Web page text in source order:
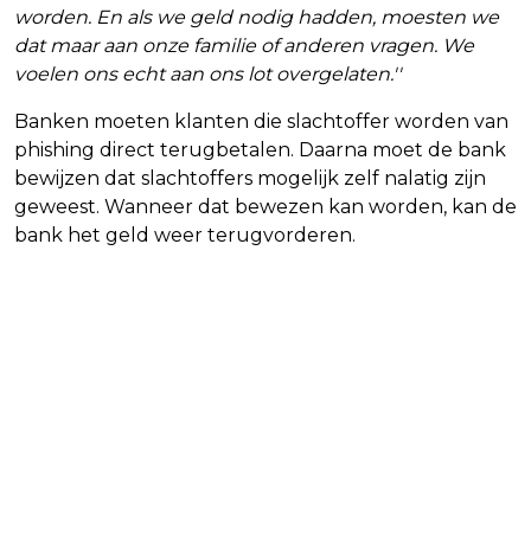
worden. En als we geld nodig hadden, moesten we
dat maar aan onze familie of anderen vragen. We
voelen ons echt aan ons lot overgelaten.''
Banken moeten klanten die slachtoffer worden van
phishing direct terugbetalen. Daarna moet de bank
bewijzen dat slachtoffers mogelijk zelf nalatig zijn
geweest. Wanneer dat bewezen kan worden, kan de
bank het geld weer terugvorderen.